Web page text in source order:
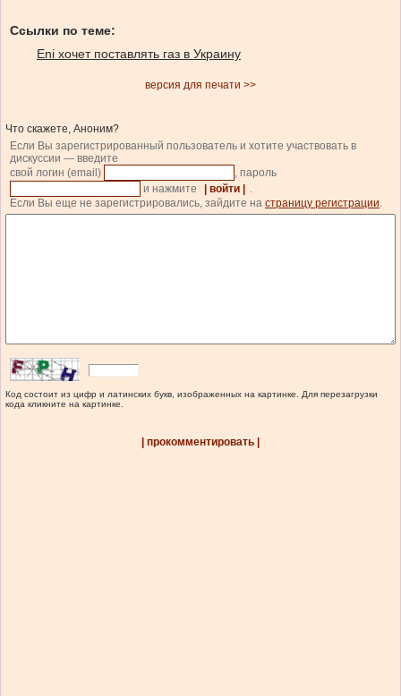
Ссылки по теме:
Eni хочет поставлять газ в Украину
версия для печати >>
Что скажете, Аноним?
Если Вы зарегистрированный пользователь и хотите участвовать в
дискуссии — введите
свой логин (email)
, пароль
и нажмите
| войти |
.
Если Вы еще не зарегистрировались, зайдите на страницу регистрации.
Код состоит из цифр и латинских букв, изображенных на картинке. Для перезагрузки
кода кликните на картинке.
| прокомментировать |